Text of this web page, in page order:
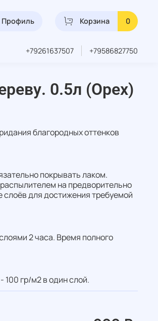
Профиль Корзина 0
+79261637507 +79586827750
0.5л (Орех)
благородных оттенков
покрывать лаком.
на предворительно
для достижения требуемой
2 часа. Время полного
100 гр/м2 в один слой.